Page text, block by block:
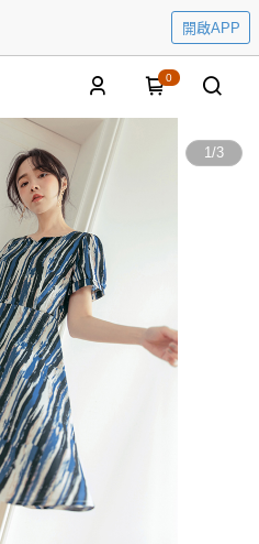
開啟APP
0
1/3